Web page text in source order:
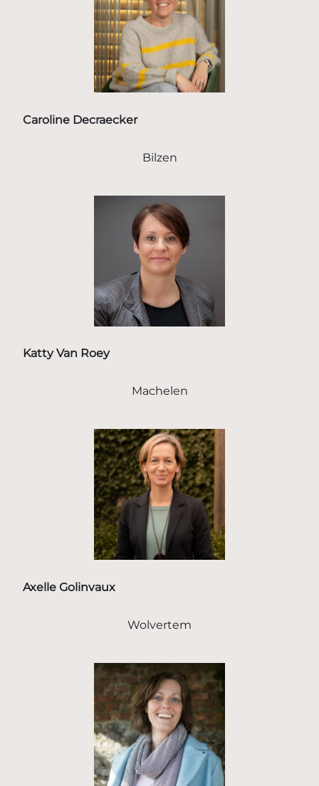
Caroline Decraecker
Bilzen
Katty Van Roey
Machelen
Axelle Golinvaux
Wolvertem